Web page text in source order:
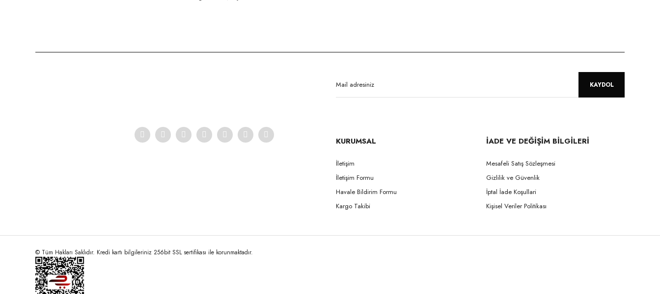
KAYDOL
KURUMSAL
İletişim
İletişim Formu
Havale Bildirim Formu
Kargo Takibi
İADE VE DEĞİŞİM BİLGİLERİ
Mesafeli Satış Sözleşmesi
Gizlilik ve Güvenlik
İptal İade Koşullari
Kişisel Veriler Politikası
© Tüm Hakları Saklıdır. Kredi kartı bilgileriniz 256bit SSL sertifikası ile korunmaktadır.